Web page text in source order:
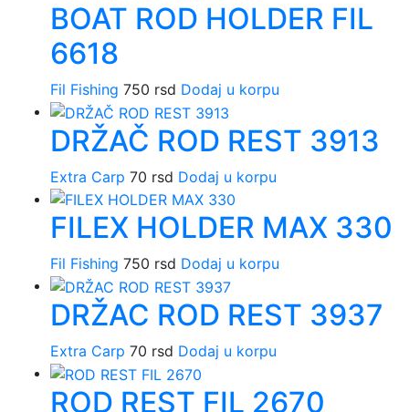
BOAT ROD HOLDER FIL
6618
Fil Fishing 750 rsd Dodaj u korpu
DRŽAČ ROD REST 3913
Extra Carp 70 rsd Dodaj u korpu
FILEX HOLDER MAX 330
Fil Fishing 750 rsd Dodaj u korpu
DRŽAC ROD REST 3937
Extra Carp 70 rsd Dodaj u korpu
ROD REST FIL 2670